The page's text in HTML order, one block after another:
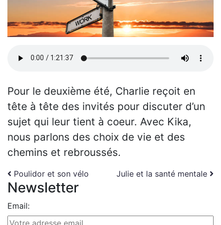
Pour le deuxième été, Charlie reçoit en
tête à tête des invités pour discuter d’un
sujet qui leur tient à coeur. Avec Kika,
nous parlons des choix de vie et des
chemins et rebroussés.
Navigation
Poulidor et son vélo Julie et la santé mentale
Newsletter
Email: